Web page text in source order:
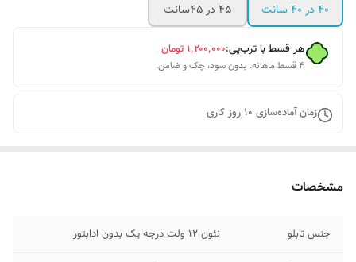
۴۰ در ۴۰ سانت
۴۵ در ۴۵سانت
هر قسط با ترب‌پی:۱٬۲۰۰٬۰۰۰تومان
۴ قسط ماهانه. بدون سود، چک و ضامن.
زمان آماده‌سازی 10روز کاری
مشخصات
جنس تابلو نئون ۱۲ ولت درجه یک بدون ادابتور